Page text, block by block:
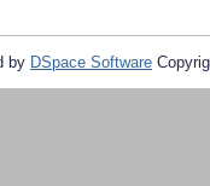
by DSpace Software